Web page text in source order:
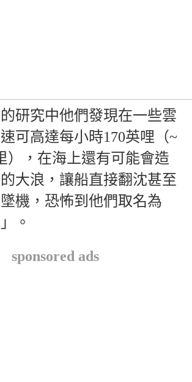
研究中他們發現在一些雲
可高達每小時170英哩（~
），在海上還有可能會造
大浪，讓船直接翻沈甚至
機，恐怖到他們取名為
。
sponsored ads